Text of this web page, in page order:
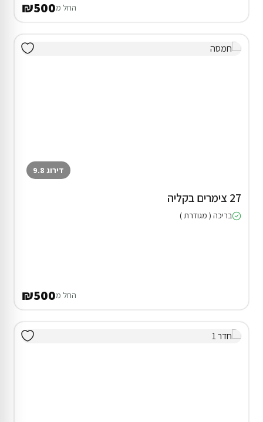
החל מ₪500
דירוג 9.8
27 צימרים בקליה
בריכה ( מגודרת )
החל מ₪500